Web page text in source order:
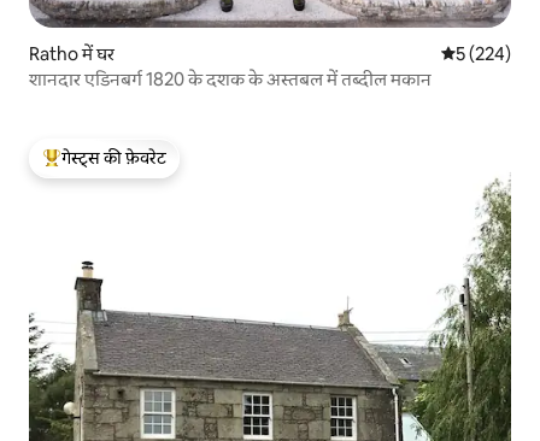
Ratho में घर औसत रेटिंग 5
5 (224)
शानदार एडिनबर्ग 1820 के दशक के अस्तबल में तब्दील मकान
गेस्ट्स का टॉप फ़ेवरेट
गेस्ट्स की फ़ेवरेट